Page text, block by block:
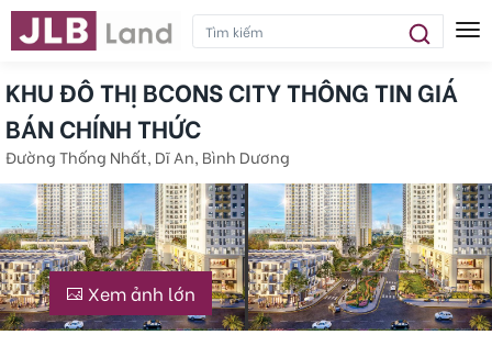
KHU ĐÔ THỊ BCONS CITY THÔNG TIN GIÁ
BÁN CHÍNH THỨC
Đường Thống Nhất, Dĩ An, Bình Dương
Xem ảnh lớn